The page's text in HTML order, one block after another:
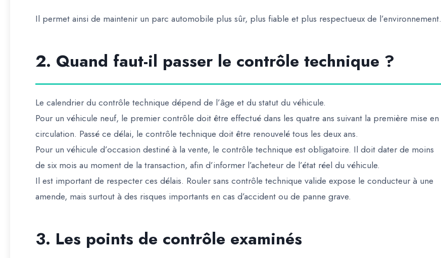
Il permet ainsi de maintenir un parc automobile plus sûr, plus fiable et plus respectueux de l’environnement.
2. Quand faut-il passer le contrôle technique ?
Le calendrier du contrôle technique dépend de l’âge et du statut du véhicule.
Pour un véhicule neuf, le premier contrôle doit être effectué dans les quatre ans suivant la première mise en
circulation. Passé ce délai, le contrôle technique doit être renouvelé tous les deux ans.
Pour un véhicule d’occasion destiné à la vente, le contrôle technique est obligatoire. Il doit dater de moins
de six mois au moment de la transaction, afin d’informer l’acheteur de l’état réel du véhicule.
Il est important de respecter ces délais. Rouler sans contrôle technique valide expose le conducteur à une
amende, mais surtout à des risques importants en cas d’accident ou de panne grave.
3. Les points de contrôle examinés